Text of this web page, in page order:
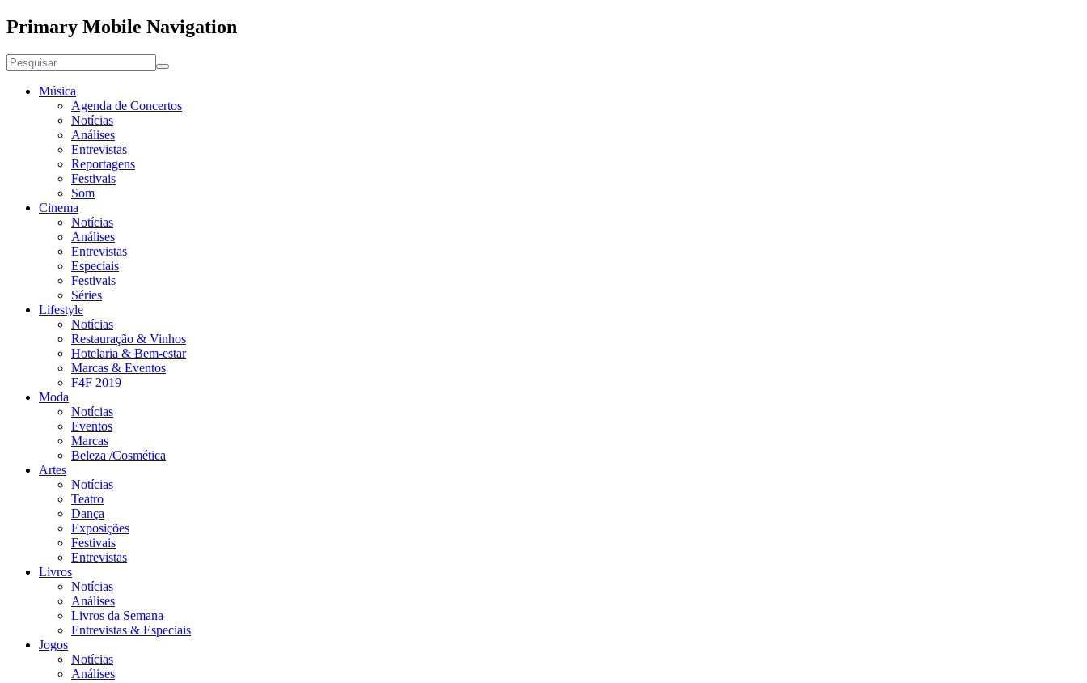
Primary Mobile Navigation
Música
Agenda de Concertos
Notícias
Análises
Entrevistas
Reportagens
Festivais
Som
Cinema
Notícias
Análises
Entrevistas
Especiais
Festivais
Séries
Lifestyle
Notícias
Restauração & Vinhos
Hotelaria & Bem-estar
Marcas & Eventos
F4F 2019
Moda
Notícias
Eventos
Marcas
Beleza /Cosmética
Artes
Notícias
Teatro
Dança
Exposições
Festivais
Entrevistas
Livros
Notícias
Análises
Livros da Semana
Entrevistas & Especiais
Jogos
Notícias
Análises